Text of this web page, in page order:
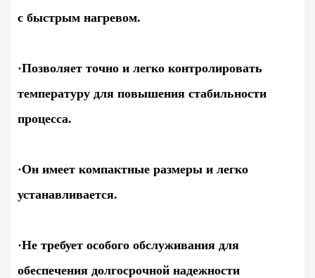
с быстрым нагревом.
·Позволяет точно и легко контролировать
температуру для повышения стабильности
процесса.
·Он имеет компактные размеры и легко
устанавливается.
·Не требует особого обслуживания для
обеспечения долгосрочной надежности